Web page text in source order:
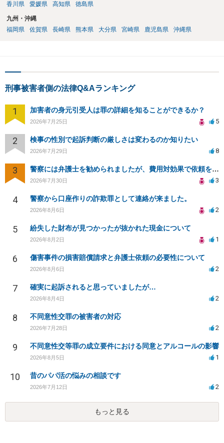
香川県
愛媛県 高知県 徳島県
九州・沖縄
福岡県
佐賀県 長崎県 熊本県 大分県 宮崎県 鹿児島県 沖縄県
刑事被害者側の法律Q&Aランキング
1 加害者の身元引受人は罪の詳細を知ることができるか？
2026年7月25日 5
2 検事の性別で起訴判断の厳しさは変わるのか知りたい
2026年7月29日 8
3 警察には弁護士を勧められましたが、費用対効果で依頼をすることを躊躇しています。
2026年7月30日 3
4 警察から口座作りの詐欺罪として連絡が来ました。
2026年8月6日 2
5 紛失した財布が見つかったが抜かれた現金について
2026年8月2日 1
6 傷害事件の損害賠償請求と弁護士依頼の必要性について
2026年8月6日 2
7 確実に起訴されると思っていましたが…
2026年8月4日 2
8 不同意性交罪の被害者の対応
2026年7月28日 2
9 不同意性交等罪の成立要件における同意とアルコールの影響
2026年8月5日 1
10 昔のパパ活の悩みの相談です
2026年7月12日 2
もっと見る